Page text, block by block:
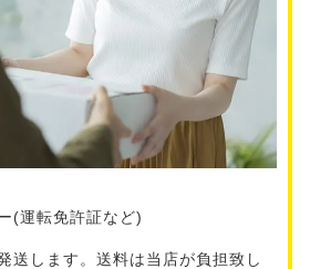
(運転免許証など)
送します。送料は当店が負担致し